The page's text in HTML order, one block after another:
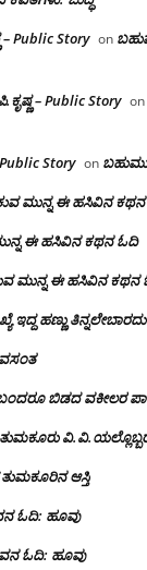
– Public Story on
– Public Story on
Story on
ಮುನ್ನ ಈ ಹಸಿವಿನ
ಈ ಹಸಿವಿನ ಕಥನ ಓದಿ
ಮುನ್ನ ಈ ಹಸಿವಿನ ಕಥನ
ಇದ್ದ ಹಣ್ಣು
ಬಿಡದ ವಕೀಲರ
ತುಮಕೂರು‌
ಆಸ್ತಿ
ಓದಿ: ಹೂವು
ಓದಿ: ಹೂವು